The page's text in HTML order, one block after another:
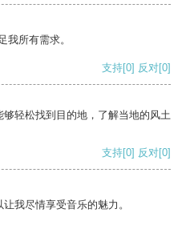
我所有需求。
支持[0] 反对[0]
轻松找到目的地，了解当地的风土
支持[0] 反对[0]
我尽情享受音乐的魅力。